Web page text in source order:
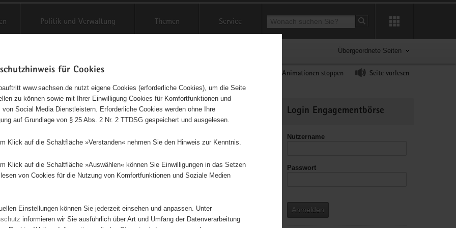
Politik und Verwaltung Themen Service Suchbegriff
Suche starten
Übergeordnete Seiten
Animationen stoppen Seite vorlesen
auf Karte anzeigen
Initiativen Projekte Nach Alphabet Nach Postleitzahl
113 Suchergebnisse
Informationen
Login Engagementbörse
Nutzername
Passwort
Anmelden
für Cookies
www.sachsen.de nutzt eigene Cookies (erforderliche Cookies), um die Seite
zu können sowie mit Ihrer Einwilligung Cookies für Komfortfunktionen und
von Social Media Dienstleistern. Erforderliche Cookies werden ohne Ihre
auf Grundlage von § 25 Abs. 2 Nr. 2 TTDSG gespeichert und ausgelesen.
Klick auf die Schaltfläche »Verstanden« nehmen Sie den Hinweis zur Kenntnis.
Klick auf die Schaltfläche »Auswählen« können Sie Einwilligungen in das Setzen
von Cookies für die Nutzung von Komfortfunktionen und Soziale Medien
Einstellungen können Sie jederzeit einsehen und anpassen. Unter
informieren wir Sie ausführlich über Art und Umfang der Datenverarbeitung